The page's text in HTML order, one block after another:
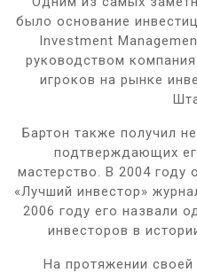
было основание
Investment
руководством
игроков на рынке
Бартон также получил
подтверждающих
мастерство. В 2004 году
«Лучший инвестор»
2006 году его назвали
инвесторов в
На протяжении